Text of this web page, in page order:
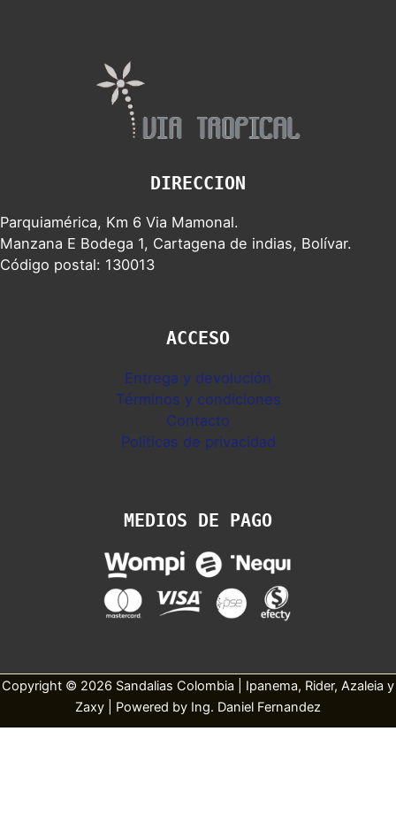
DIRECCION
Parquiamérica, Km 6 Via Mamonal.
Manzana E Bodega 1, Cartagena de indias, Bolívar.
Código postal: 130013
ACCESO
Entrega y devolución
Términos y condiciones
Contacto
Politicas de privacidad
MEDIOS DE PAGO
Copyright © 2026 Sandalias Colombia | Ipanema, Rider, Azaleia y
Zaxy | Powered by Ing. Daniel Fernandez